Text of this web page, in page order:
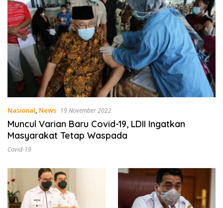
Nasional, News 19 November 2022
Muncul Varian Baru Covid-19, LDII Ingatkan
Masyarakat Tetap Waspada
Covid-19